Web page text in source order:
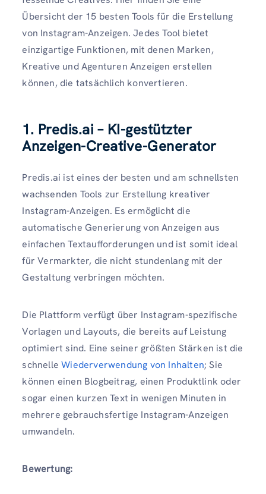
Übersicht der 15 besten Tools für die Erstellung
von Instagram-Anzeigen. Jedes Tool bietet
einzigartige Funktionen, mit denen Marken,
Kreative und Agenturen Anzeigen erstellen
können, die tatsächlich konvertieren.
1. Predis.ai – KI-gestützter
Anzeigen-Creative-Generator
Predis.ai ist eines der besten und am schnellsten
wachsenden Tools zur Erstellung kreativer
Instagram-Anzeigen. Es ermöglicht die
automatische Generierung von Anzeigen aus
einfachen Textaufforderungen und ist somit ideal
für Vermarkter, die nicht stundenlang mit der
Gestaltung verbringen möchten.
Die Plattform verfügt über Instagram-spezifische
Vorlagen und Layouts, die bereits auf Leistung
optimiert sind. Eine seiner größten Stärken ist die
schnelleWiederverwendung von Inhalten; Sie
können einen Blogbeitrag, einen Produktlink oder
sogar einen kurzen Text in wenigen Minuten in
mehrere gebrauchsfertige Instagram-Anzeigen
umwandeln.
Bewertung: